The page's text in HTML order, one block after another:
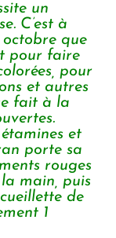
un
C’est à
que
pour faire
pour
et autres
fait à la
et
porte sa
rouges
main, puis
de
1